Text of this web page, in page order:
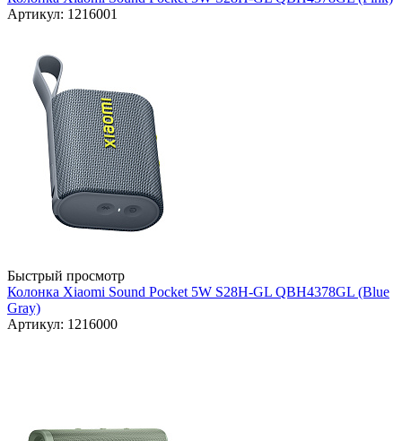
Артикул: 1216001
Быстрый просмотр
Колонка Xiaomi Sound Pocket 5W S28H-GL QBH4378GL (Blue
Gray)
Артикул: 1216000